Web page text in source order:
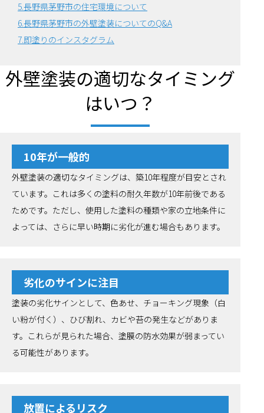
5.長野県茅野市の住宅環境について
6.長野県茅野市の外壁塗装についてのQ&A
7.即塗りのインスタグラム
外壁塗装の適切なタイミング
はいつ？
10年が一般的
外壁塗装の適切なタイミングは、築10年程度が目安とされ
ています。これは多くの塗料の耐久年数が10年前後である
ためです。ただし、使用した塗料の種類や家の立地条件に
よっては、さらに早い時期に劣化が進む場合もあります。
劣化のサインに注目
塗装の劣化サインとして、色あせ、チョーキング現象（白
い粉が付く）、ひび割れ、カビや苔の発生などがありま
す。これらが見られた場合、塗膜の防水効果が弱まってい
る可能性があります。
放置によるリスク